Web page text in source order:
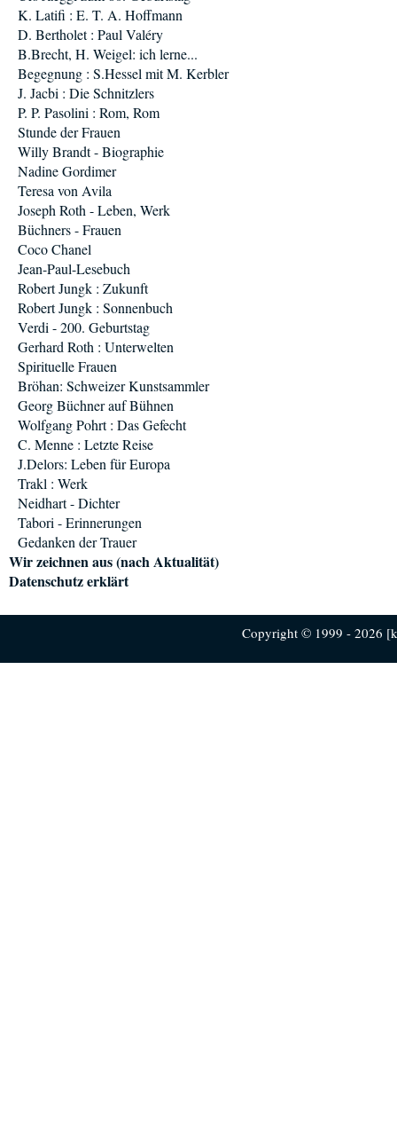
K. Latifi : E. T. A. Hoffmann
D. Bertholet : Paul Valéry
B.Brecht, H. Weigel: ich lerne...
Begegnung : S.Hessel mit M. Kerbler
J. Jacbi : Die Schnitzlers
P. P. Pasolini : Rom, Rom
Stunde der Frauen
Willy Brandt - Biographie
Nadine Gordimer
Teresa von Avila
Joseph Roth - Leben, Werk
Büchners - Frauen
Coco Chanel
Jean-Paul-Lesebuch
Robert Jungk : Zukunft
Robert Jungk : Sonnenbuch
Verdi - 200. Geburtstag
Gerhard Roth : Unterwelten
Spirituelle Frauen
Bröhan: Schweizer Kunstsammler
Georg Büchner auf Bühnen
Wolfgang Pohrt : Das Gefecht
C. Menne : Letzte Reise
J.Delors: Leben für Europa
Trakl : Werk
Neidhart - Dichter
Tabori - Erinnerungen
Gedanken der Trauer
Wir zeichnen aus (nach Aktualität)
Datenschutz erklärt
Copyright © 1999 - 2026